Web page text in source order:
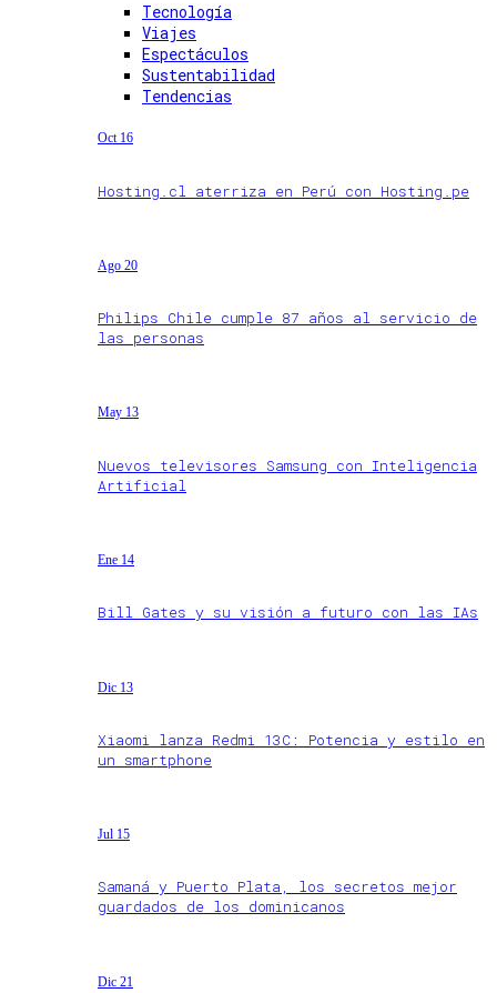
Tecnología
Viajes
Espectáculos
Sustentabilidad
Tendencias
Oct 16
Hosting.cl aterriza en Perú con Hosting.pe
Ago 20
Philips Chile cumple 87 años al servicio de
las personas
May 13
Nuevos televisores Samsung con Inteligencia
Artificial
Ene 14
Bill Gates y su visión a futuro con las IAs
Dic 13
Xiaomi lanza Redmi 13C: Potencia y estilo en
un smartphone
Jul 15
Samaná y Puerto Plata, los secretos mejor
guardados de los dominicanos
Dic 21